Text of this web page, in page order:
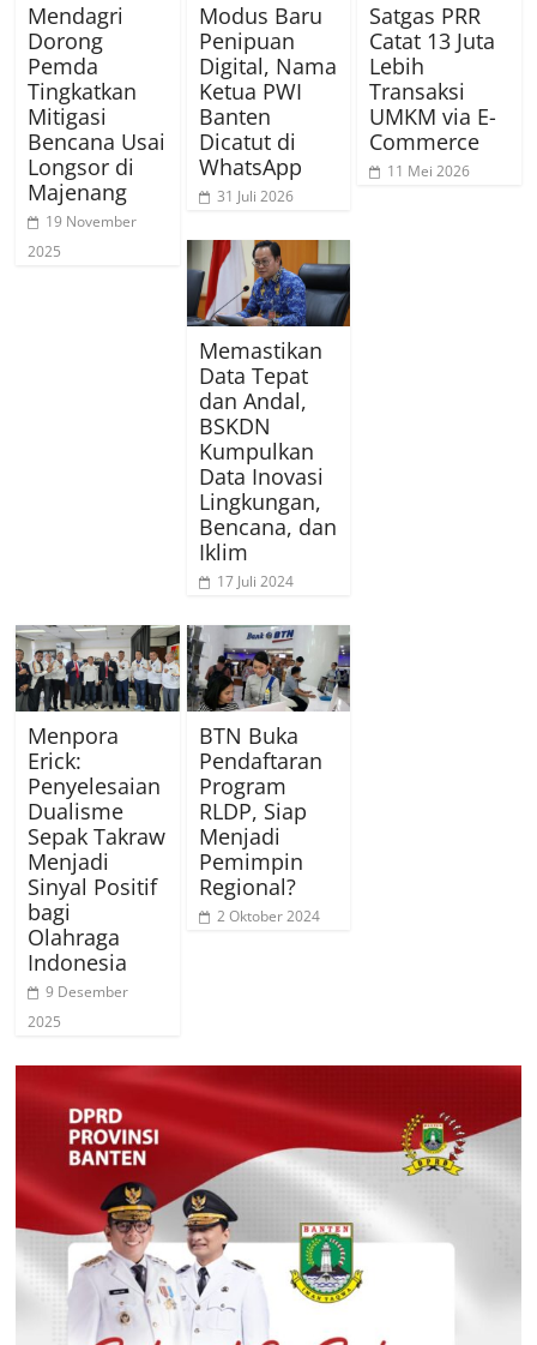
Mendagri
Dorong
Pemda
Tingkatkan
Mitigasi
Bencana Usai
Longsor di
Majenang
19 November
2025
Modus Baru
Penipuan
Digital, Nama
Ketua PWI
Banten
Dicatut di
WhatsApp
31 Juli 2026
Satgas PRR
Catat 13 Juta
Lebih
Transaksi
UMKM via E-
Commerce
11 Mei 2026
Memastikan
Data Tepat
dan Andal,
BSKDN
Kumpulkan
Data Inovasi
Lingkungan,
Bencana, dan
Iklim
17 Juli 2024
Menpora
Erick:
Penyelesaian
Dualisme
Sepak Takraw
Menjadi
Sinyal Positif
bagi
Olahraga
Indonesia
9 Desember
2025
BTN Buka
Pendaftaran
Program
RLDP, Siap
Menjadi
Pemimpin
Regional?
2 Oktober 2024